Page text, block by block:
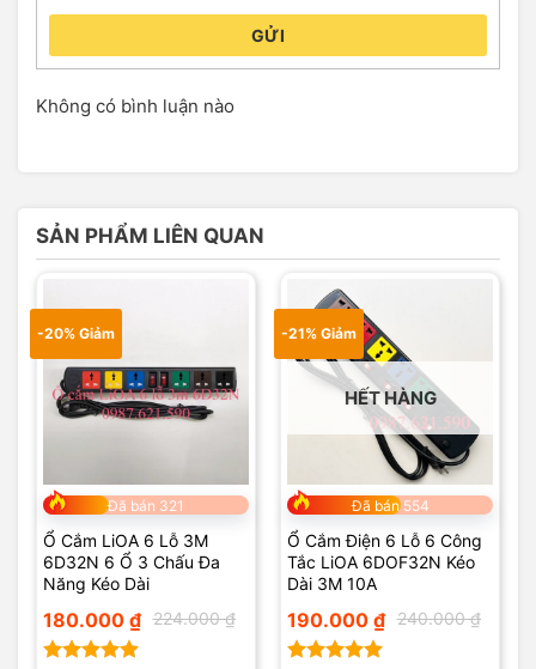
GỬI
Không có bình luận nào
SẢN PHẨM LIÊN QUAN
-20% Giảm
Đã bán 321
Ổ Cắm LiOA 6 Lỗ 3M
6D32N 6 Ổ 3 Chấu Đa
Năng Kéo Dài
224.000₫
Giá
gốc
là:
224.000 ₫.
180.000 ₫
Giá
hiện
tại
là:
-21% Giảm
HẾT HÀNG
Đã bán 554
Ổ Cắm Điện 6 Lỗ 6 Công
Tắc LiOA 6DOF32N Kéo
Dài 3M 10A
240.000₫
Giá
gốc
là:
240.000 ₫.
190.000 ₫
Giá
hiện
tại
là: